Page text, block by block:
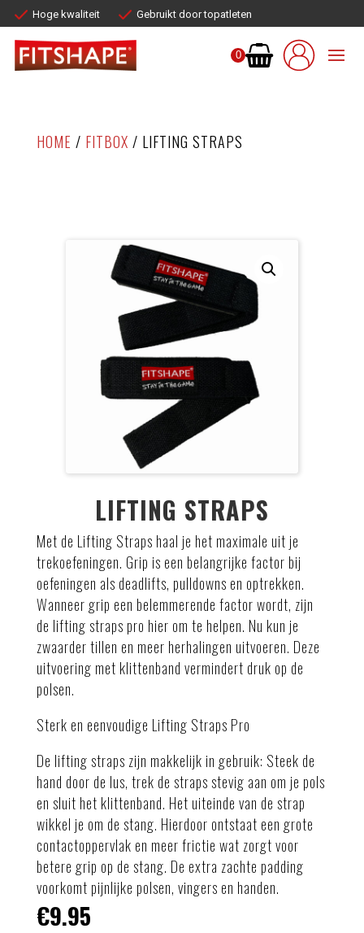
Hoge kwaliteit Gebruikt door topatleten
0
HOME / FITBOX / LIFTING STRAPS
LIFTING STRAPS
Met de Lifting Straps haal je het maximale uit je
trekoefeningen. Grip is een belangrijke factor bij
oefeningen als deadlifts, pulldowns en optrekken.
Wanneer grip een belemmerende factor wordt, zijn
de lifting straps pro hier om te helpen. Nu kun je
zwaarder tillen en meer herhalingen uitvoeren. Deze
uitvoering met klittenband vermindert druk op de
polsen.
Sterk en eenvoudige Lifting Straps Pro
De lifting straps zijn makkelijk in gebruik: Steek de
hand door de lus, trek de straps stevig aan om je pols
en sluit het klittenband. Het uiteinde van de strap
wikkel je om de stang. Hierdoor ontstaat een grote
contactoppervlak en meer frictie wat zorgt voor
betere grip op de stang. De extra zachte padding
voorkomt pijnlijke polsen, vingers en handen.
€9.95